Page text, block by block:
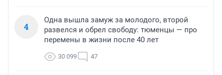
4
Одна вышла замуж за молодого, второй
развелся и обрел свободу: тюменцы — про
перемены в жизни после 40 лет
30 099 47